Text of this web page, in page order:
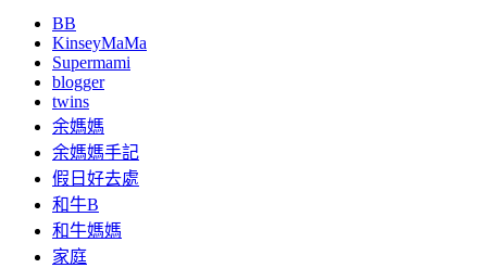
BB
KinseyMaMa
Supermami
blogger
twins
余媽媽
余媽媽手記
假日好去處
和牛B
和牛媽媽
家庭